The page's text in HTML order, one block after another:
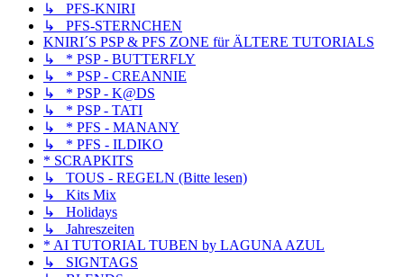
↳ PFS-KNIRI
↳ PFS-STERNCHEN
KNIRI´S PSP & PFS ZONE für ÄLTERE TUTORIALS
↳ * PSP - BUTTERFLY
↳ * PSP - CREANNIE
↳ * PSP - K@DS
↳ * PSP - TATI
↳ * PFS - MANANY
↳ * PFS - ILDIKO
* SCRAPKITS
↳ TOUS - REGELN (Bitte lesen)
↳ Kits Mix
↳ Holidays
↳ Jahreszeiten
* AI TUTORIAL TUBEN by LAGUNA AZUL
↳ SIGNTAGS